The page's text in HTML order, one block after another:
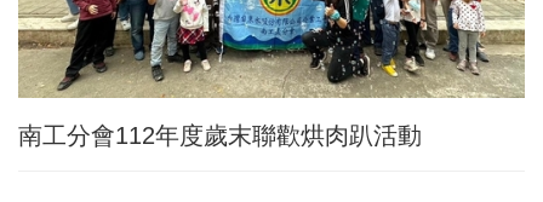
南工分會112年度歲末聯歡烘肉趴活動